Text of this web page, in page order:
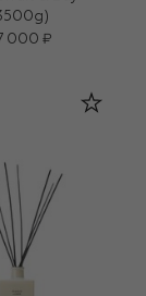
000 ₽